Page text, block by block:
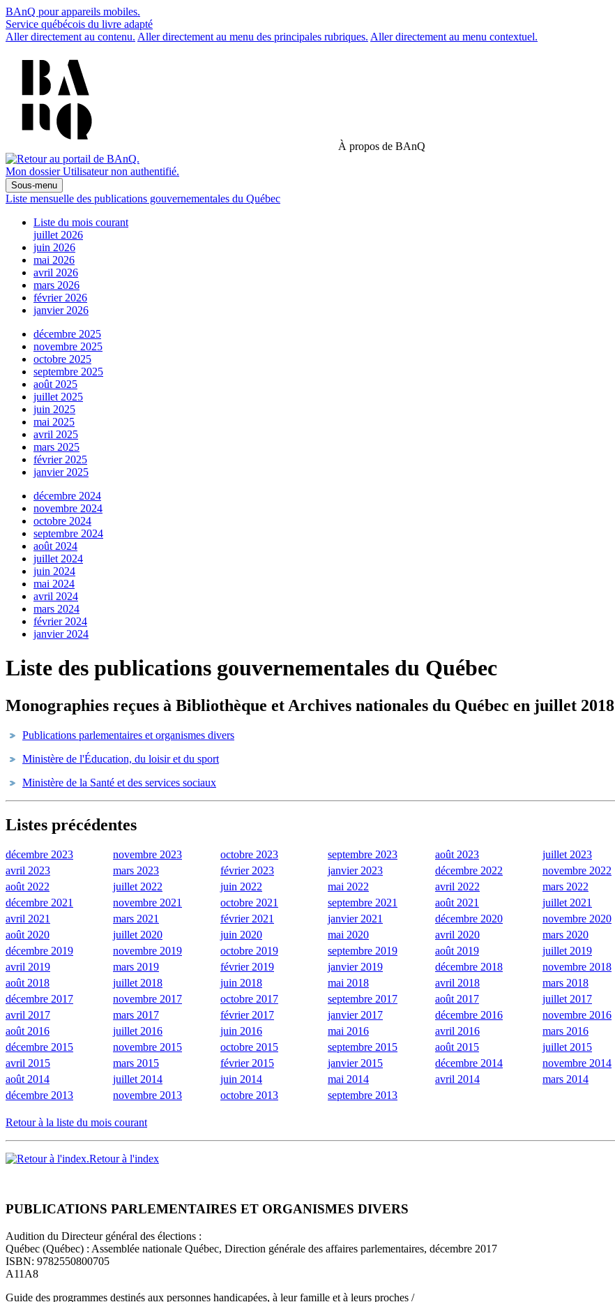
BAnQ pour appareils mobiles.
Service québécois du livre adapté
Aller directement au contenu. Aller directement au menu des principales rubriques. Aller directement au menu contextuel.
À propos de BAnQ
Mon dossier Utilisateur non authentifié.
Sous-menu
Liste mensuelle des publications gouvernementales du Québec
Liste du mois courant
juillet 2026
juin 2026
mai 2026
avril 2026
mars 2026
février 2026
janvier 2026
décembre 2025
novembre 2025
octobre 2025
septembre 2025
août 2025
juillet 2025
juin 2025
mai 2025
avril 2025
mars 2025
février 2025
janvier 2025
décembre 2024
novembre 2024
octobre 2024
septembre 2024
août 2024
juillet 2024
juin 2024
mai 2024
avril 2024
mars 2024
février 2024
janvier 2024
Liste des publications gouvernementales du Québec
Monographies reçues à Bibliothèque et Archives nationales du Québec en juillet 2018
Publications parlementaires et organismes divers
Ministère de l'Éducation, du loisir et du sport
Ministère de la Santé et des services sociaux
Listes précédentes
décembre 2023 novembre 2023 octobre 2023 septembre 2023 août 2023 juillet 2023
avril 2023
mars 2023 février 2023 janvier 2023 décembre 2022 novembre 2022
août 2022
juillet 2022 juin 2022 mai 2022 avril 2022 mars 2022
décembre 2021
novembre 2021 octobre 2021 septembre 2021 août 2021 juillet 2021
avril 2021
mars 2021 février 2021 janvier 2021 décembre 2020 novembre 2020
août 2020
juillet 2020 juin 2020 mai 2020 avril 2020 mars 2020
décembre 2019
novembre 2019 octobre 2019 septembre 2019 août 2019 juillet 2019
avril 2019
mars 2019 février 2019 janvier 2019 décembre 2018 novembre 2018
août 2018
juillet 2018 juin 2018 mai 2018 avril 2018 mars 2018
décembre 2017
novembre 2017 octobre 2017 septembre 2017 août 2017 juillet 2017
avril 2017
mars 2017 février 2017 janvier 2017 décembre 2016 novembre 2016
août 2016
juillet 2016 juin 2016 mai 2016 avril 2016 mars 2016
décembre 2015
novembre 2015 octobre 2015 septembre 2015 août 2015 juillet 2015
avril 2015
mars 2015 février 2015 janvier 2015 décembre 2014 novembre 2014
août 2014
juillet 2014 juin 2014 mai 2014 avril 2014 mars 2014
décembre 2013
novembre 2013 octobre 2013 septembre 2013
Retour à la liste du mois courant
Retour à l'index
PUBLICATIONS PARLEMENTAIRES ET ORGANISMES DIVERS
Audition du Directeur général des élections :
Québec (Québec) : Assemblée nationale Québec, Direction générale des affaires parlementaires, décembre 2017
ISBN: 9782550800705
A11A8
Guide des programmes destinés aux personnes handicapées, à leur famille et à leurs proches /